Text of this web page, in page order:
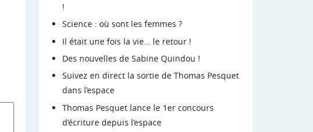
!
Science : où sont les femmes ?
Il était une fois la vie… le retour !
Des nouvelles de Sabine Quindou !
Suivez en direct la sortie de Thomas Pesquet
dans l’espace
Thomas Pesquet lance le 1er concours
d’écriture depuis l’espace